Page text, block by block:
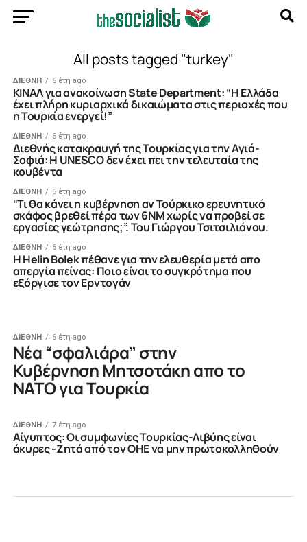
All posts tagged "turkey"
ΔΙΕΘΝΗ 6 έτη ago
KINAΛ για ανακοίνωση State Department: “Η Ελλάδα
έχει πλήρη κυριαρχικά δικαιώματα στις περιοχές που
η Τουρκία ενεργεί!”
ΔΙΕΘΝΗ 6 έτη ago
Διεθνής κατακραυγή της Τουρκίας για την Αγιά-
Σοφιά: Η UNESCO δεν έχει πει την τελευταία της
κουβέντα
ΔΙΕΘΝΗ 6 έτη ago
“Τι θα κάνει η κυβέρνηση αν Τούρκικο ερευνητικό
σκάφος βρεθεί πέρα των 6ΝΜ χωρίς να προβεί σε
εργασίες γεώτρησης;”. Του Γιώργου Τσιτσιλιάνου.
ΔΙΕΘΝΗ 6 έτη ago
Η Helin Bolek πέθανε για την ελευθερία μετά απο
απεργία πείνας: Ποιο είναι το συγκρότημα που
εξόργισε τον Ερντογάν
ΔΙΕΘΝΗ 6 έτη ago
Νέα “σφαλιάρα” στην
Κυβέρνηση Μητσοτάκη απο το
ΝΑΤΟ για Τουρκία
ΔΙΕΘΝΗ 7 έτη ago
Αίγυπτος: Οι συμφωνίες Τουρκίας-Λιβύης είναι
άκυρες -Ζητά από τον ΟΗΕ να μην πρωτοκολληθούν